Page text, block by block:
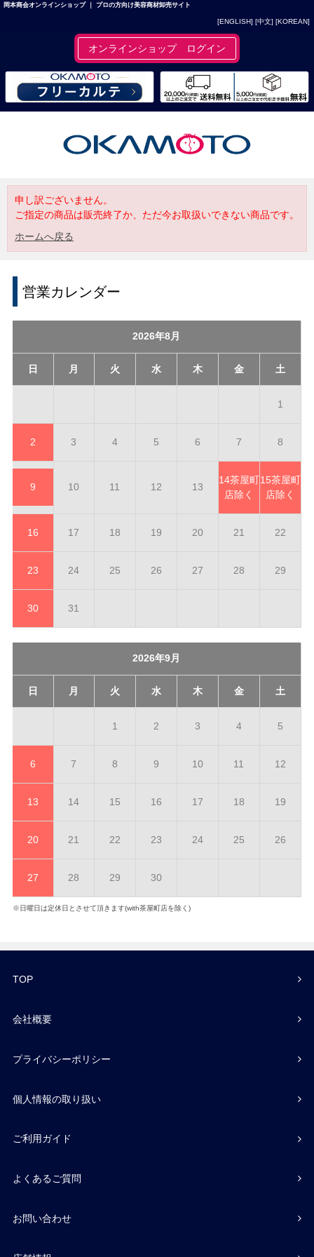
岡本商会オンラインショップ ｜ プロの方向け美容商材卸売サイト
[ENGLISH] [中文] [KOREAN]
オンラインショップ ログイン
申し訳ございません。
ご指定の商品は販売終了か、ただ今お取扱いできない商品です。
ホームへ戻る
営業カレンダー
2026年8月
日 月 火 水 木 金 土
1
2 3 4 5 6 7 8
9 10 11 12 13
14茶屋町
店除く
15茶屋町
店除く
16 17 18 19 20 21 22
23 24 25 26 27 28 29
30 31
2026年9月
日 月 火 水 木 金 土
1 2 3 4 5
6 7 8 9 10 11 12
13 14 15 16 17 18 19
20 21 22 23 24 25 26
27 28 29 30
※日曜日は定休日とさせて頂きます(with茶屋町店を除く)
TOP
会社概要
プライバシーポリシー
個人情報の取り扱い
ご利用ガイド
よくあるご質問
お問い合わせ